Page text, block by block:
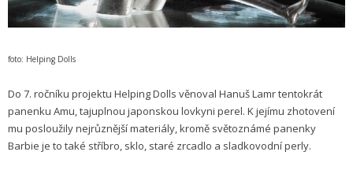
foto: Helping Dolls
Do 7. ročníku projektu Helping Dolls věnoval Hanuš Lamr tentokrát
panenku Amu, tajuplnou japonskou lovkyni perel. K jejímu zhotovení
mu posloužily nejrůznější materiály, kromě světoznámé panenky
Barbie je to také stříbro, sklo, staré zrcadlo a sladkovodní perly.